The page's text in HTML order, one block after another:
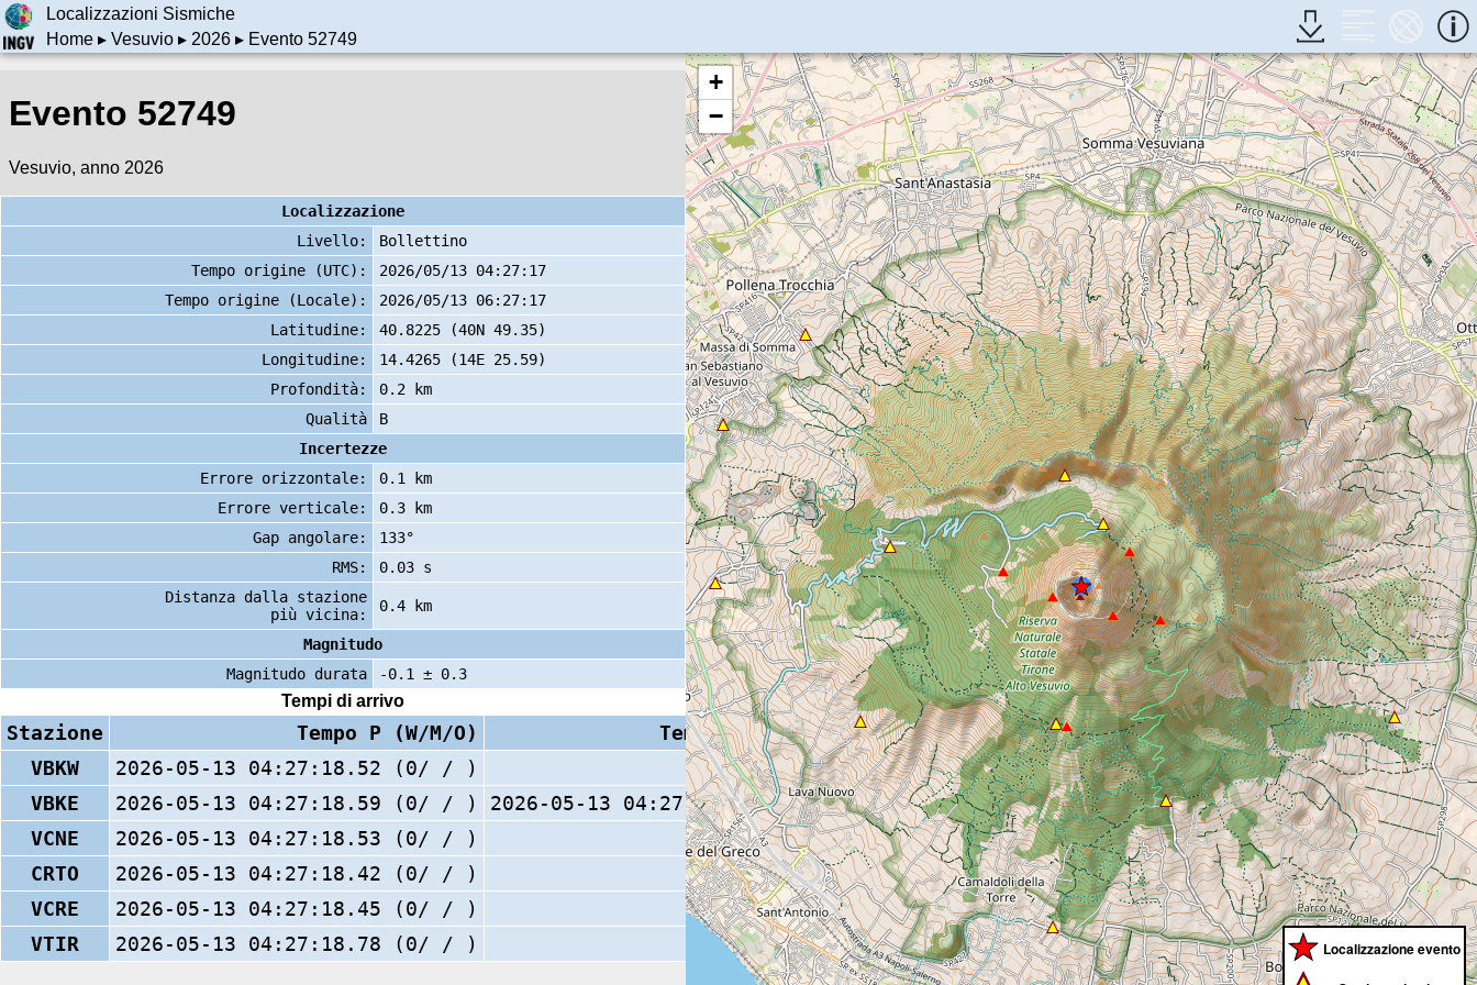
Localizzazioni Sismiche
Home▸ Vesuvio▸ 2026▸ Evento 52749
Evento 52749
Vesuvio, anno 2026
Localizzazione
Livello:
Bollettino
Tempo origine (UTC):
2026/05/13 04:27:17
Tempo origine (Locale):
2026/05/13 06:27:17
Latitudine:
40.8225 (40N 49.35)
Longitudine:
14.4265 (14E 25.59)
Profondità:
0.2 km
Qualità
B
Incertezze
Errore orizzontale:
0.1 km
Errore verticale:
0.3 km
Gap angolare:
133°
RMS:
0.03 s
Distanza dalla stazione
più vicina:
0.4 km
Magnitudo
Magnitudo durata
-0.1 ± 0.3
Tempi di arrivo
Stazione Tempo P (W/M/O) Tempo S (W/M/O) Coda
VBKW
2026-05-13 04:27:18.52 (0/ / )
VBKE
2026-05-13 04:27:18.59 (0/ / ) 2026-05-13 04:27:19.2 (0/ / ) 11 s
VCNE
2026-05-13 04:27:18.53 (0/ / )
CRTO
2026-05-13 04:27:18.42 (0/ / )
VCRE
2026-05-13 04:27:18.45 (0/ / )
VTIR
2026-05-13 04:27:18.78 (0/ / )
+
−
Localizzazione evento